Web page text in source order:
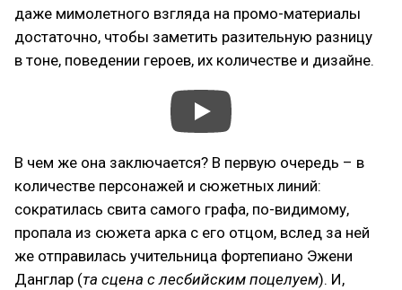
даже мимолетного взгляда на промо-материалы
достаточно, чтобы заметить разительную разницу
в тоне, поведении героев, их количестве и дизайне.
В чем же она заключается? В первую очередь – в
количестве персонажей и сюжетных линий:
сократилась свита самого графа, по-видимому,
пропала из сюжета арка с его отцом, вслед за ней
же отправилась учительница фортепиано Эжени
Данглар (та сцена с лесбийским поцелуем). И,